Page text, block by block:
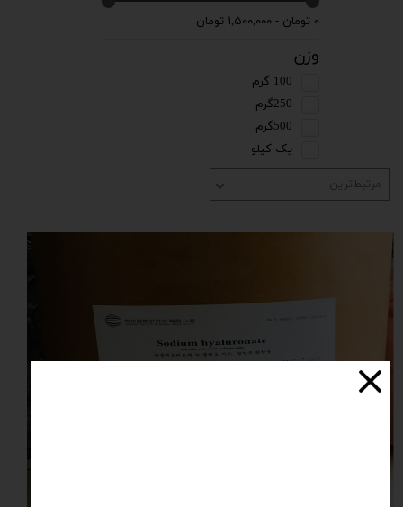
۰ تومان - ۱,۵۰۰,۰۰۰ تومان
وزن
100 گرم
250گرم
500گرم
یک کیلو
مرتبط‌ترین